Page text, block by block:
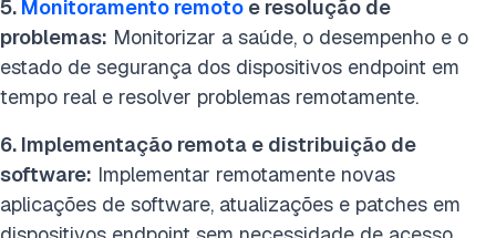
5. Monitoramento remoto e resolução de
problemas: Monitorizar a saúde, o desempenho e o
estado de segurança dos dispositivos endpoint em
tempo real e resolver problemas remotamente.
6. Implementação remota e distribuição de
software: Implementar remotamente novas
aplicações de software, atualizações e patches em